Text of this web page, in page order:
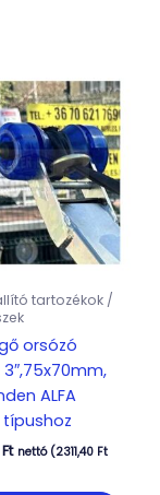
tartozékok /
orsózó
ALFA
típushoz
Ft nettó (2311,40 Ft